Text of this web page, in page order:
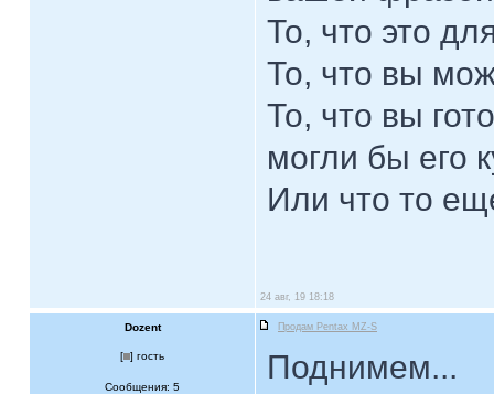
То, что это
То, что вы
То, что вы
могли бы его
Или что то
24 авг, 19 18:18
Dozent Продам Pentax MZ-S
[ ] гость
Сообщения: 5
Поднимем...